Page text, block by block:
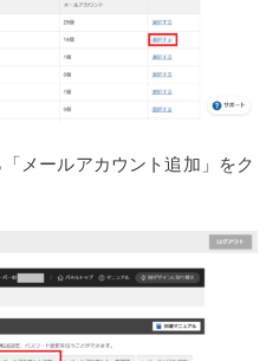
メールアカウント追加」をク